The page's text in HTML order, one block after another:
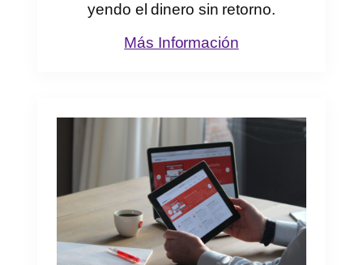
yendo el dinero sin retorno.
Más Información